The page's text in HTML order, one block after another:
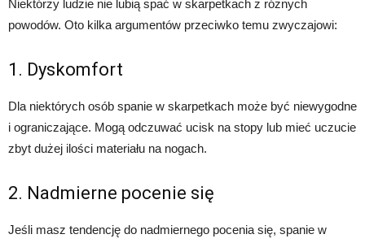
Niektórzy ludzie nie lubią spać w skarpetkach z różnych
powodów. Oto kilka argumentów przeciwko temu zwyczajowi:
1. Dyskomfort
Dla niektórych osób spanie w skarpetkach może być niewygodne
i ograniczające. Mogą odczuwać ucisk na stopy lub mieć uczucie
zbyt dużej ilości materiału na nogach.
2. Nadmierne pocenie się
Jeśli masz tendencję do nadmiernego pocenia się, spanie w